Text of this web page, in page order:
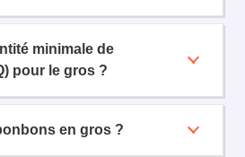
minimale de
pour le gros ?
en gros ?